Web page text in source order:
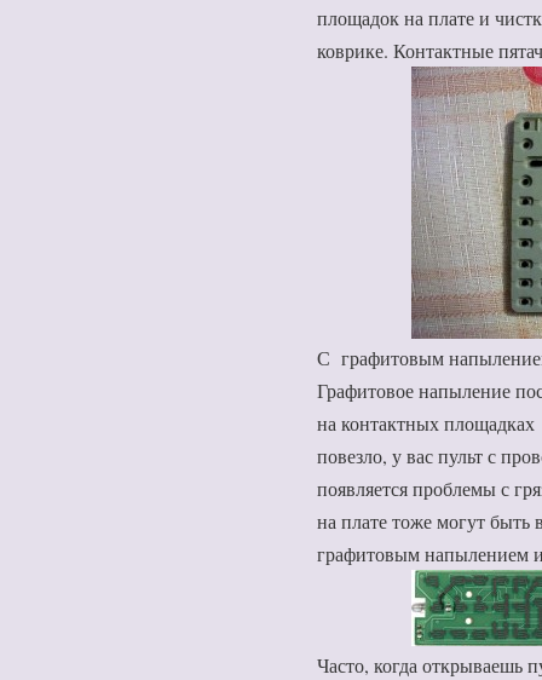
площадок на плате и
коврике. Контактные
С графитовым
Графитовое напыление
на контактных
повезло, у вас пульт с
появляется проблемы с
на плате тоже могут
графитовым напылением
Часто, когда открываешь